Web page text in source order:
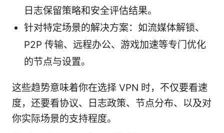
日志保留策略和安全评估结果。
针对特定场景的解决方案：如流媒体解锁、
P2P 传输、远程办公、游戏加速等专门优化
的节点与设置。
这些趋势意味着你在选择 VPN 时，不仅要看速
度，还要看协议、日志政策、节点分布、以及对
你实际场景的支持程度。